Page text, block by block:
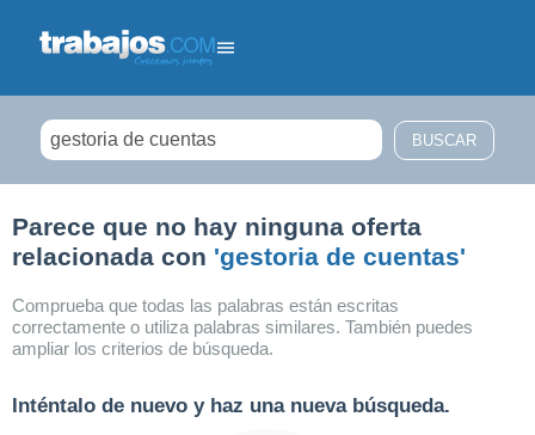
Parece que no hay ninguna oferta
relacionada con 'gestoria de cuentas'
Comprueba que todas las palabras están escritas
correctamente o utiliza palabras similares. También puedes
ampliar los criterios de búsqueda.
Inténtalo de nuevo y haz una nueva búsqueda.